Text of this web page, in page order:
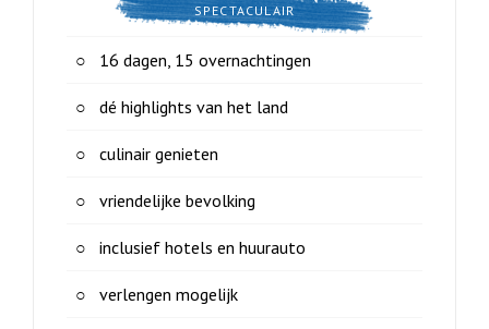
SPECTACULAIR
16 dagen, 15 overnachtingen
dé highlights van het land
culinair genieten
vriendelijke bevolking
inclusief hotels en huurauto
verlengen mogelijk